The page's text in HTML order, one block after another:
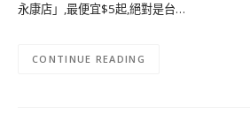
永康店」,最便宜$5起,絕對是台…
CONTINUE READING